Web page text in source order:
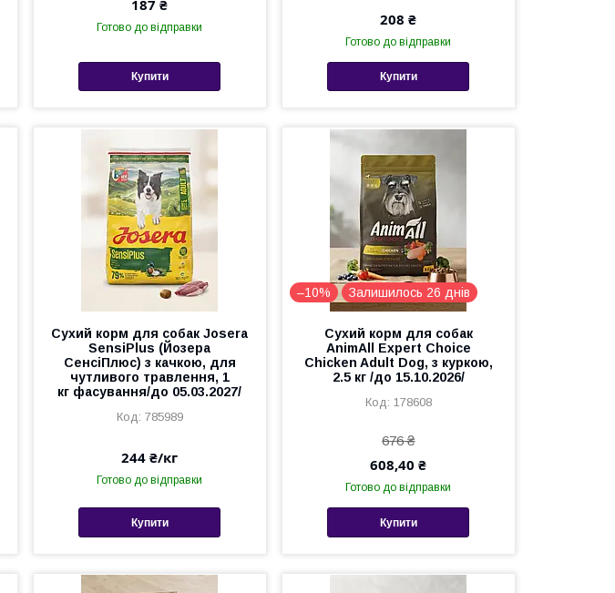
187 ₴
Готово до відправки
Купити
208 ₴
Готово до відправки
Купити
Сухий корм для собак Josera
SensiPlus (Йозера
СенсіПлюс) з качкою, для
чутливого травлення, 1
кг фасування/до 05.03.2027/
785989
244 ₴/кг
Готово до відправки
Купити
–10% Залишилось 26 днів
Сухий корм для собак
AnimAll Expert Choice
Chicken Adult Dog, з куркою,
2.5 кг /до 15.10.2026/
178608
676 ₴
608,40 ₴
Готово до відправки
Купити